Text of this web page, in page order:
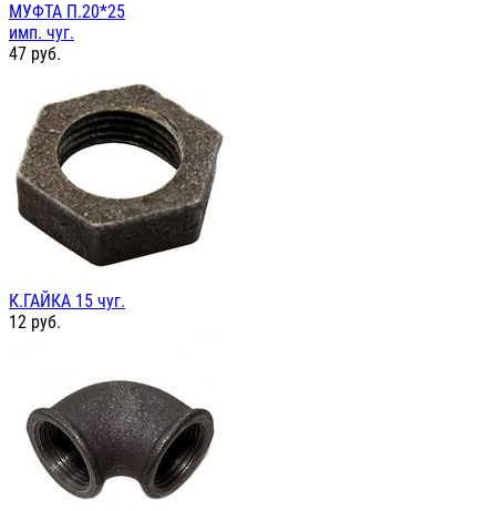
МУФТА П.20*25
имп. чуг.
47 руб.
К.ГАЙКА 15 чуг.
12 руб.